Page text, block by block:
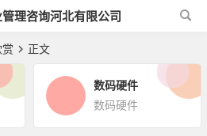
理咨询河北有限公司
正文
数码硬件
数码硬件